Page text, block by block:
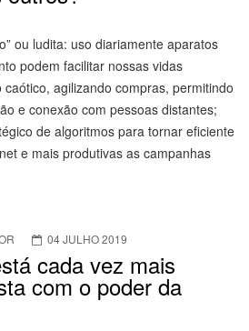
ou ludita: uso diariamente aparatos
podem facilitar nossas vidas
agilizando compras, permitindo
e conexão com pessoas distantes;
de algoritmos para tornar eficiente
e mais produtivas as campanhas
04 JULHO 2019
cada vez mais
com o poder da